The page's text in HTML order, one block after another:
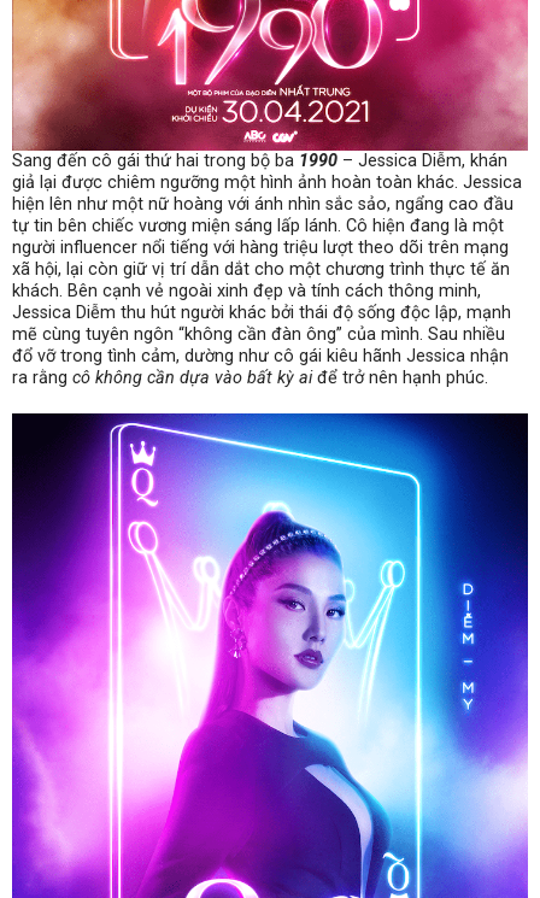
Sang đến cô gái thứ hai trong bộ ba 1990 – Jessica Diễm, khán
giả lại được chiêm ngưỡng một hình ảnh hoàn toàn khác. Jessica
hiện lên như một nữ hoàng với ánh nhìn sắc sảo, ngẩng cao đầu
tự tin bên chiếc vương miện sáng lấp lánh. Cô hiện đang là một
người influencer nổi tiếng với hàng triệu lượt theo dõi trên mạng
xã hội, lại còn giữ vị trí dẫn dắt cho một chương trình thực tế ăn
khách. Bên cạnh vẻ ngoài xinh đẹp và tính cách thông minh,
Jessica Diễm thu hút người khác bởi thái độ sống độc lập, mạnh
mẽ cùng tuyên ngôn “không cần đàn ông” của mình. Sau nhiều
đổ vỡ trong tình cảm, dường như cô gái kiêu hãnh Jessica nhận
ra rằng cô không cần dựa vào bất kỳ aiđể trở nên hạnh phúc.